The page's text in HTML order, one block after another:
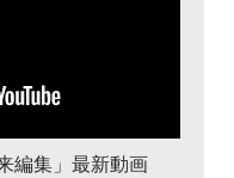
編集」最新動画